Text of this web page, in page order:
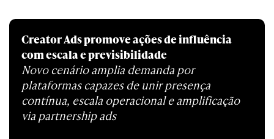
Creator Ads promove ações de influência
com escala e previsibilidade
Novo cenário amplia demanda por
plataformas capazes de unir presença
contínua, escala operacional e amplificação
via partnership ads